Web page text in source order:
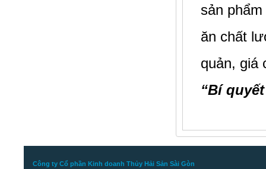
sản
ăn chất
quản, giá
“Bí
Công ty Cổ phần Kinh doanh Thủy Hải Sản Sài Gòn